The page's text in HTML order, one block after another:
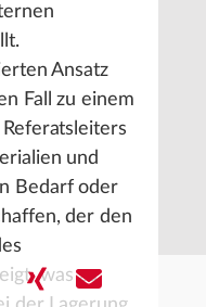
Ansatz
Fall zu einem
und
Bedarf oder
der den
was zu